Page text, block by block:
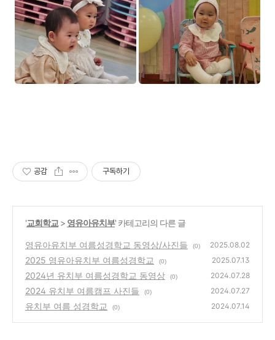
공감 구독하기
'교회학교 > 영유아유치부' 카테고리의 다른 글
영유아유치부 여름성경학교 동영상/사진들 (0) 2025.08.02
2025 영유아유치부 여름성경학교 (0) 2025.07.13
2024년 유치부 여름성경학교 동영상 (0) 2024.07.28
2024 유치부 여름캠프 사진들 (0) 2024.07.27
유치부 여름 성경학교 (0) 2024.07.14